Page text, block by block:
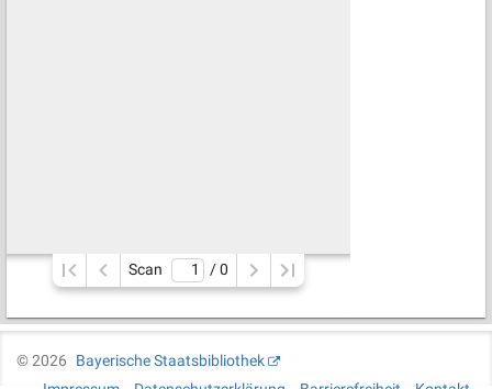
Scan / 0
©2026
Bayerische Staatsbibliothek